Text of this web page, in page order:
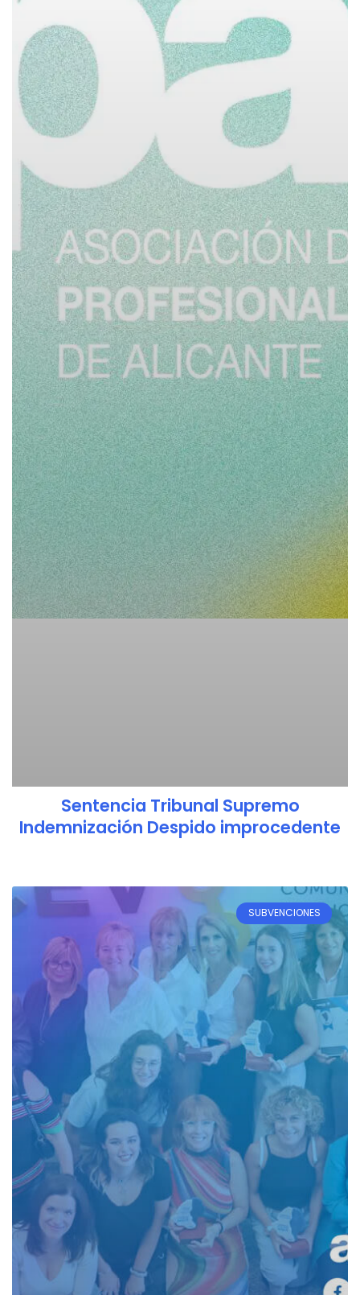
Sentencia Tribunal Supremo
Indemnización Despido improcedente
SUBVENCIONES